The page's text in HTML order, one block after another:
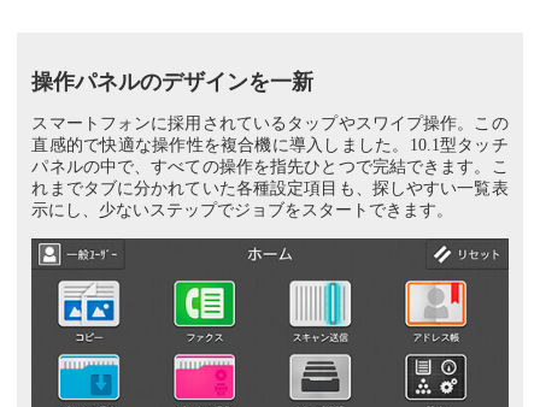
操作パネルのデザインを一新
スマートフォンに採用されているタップやスワイプ操作。この
直感的で快適な操作性を複合機に導入しました。10.1型タッチ
パネルの中で、すべての操作を指先ひとつで完結できます。こ
れまでタブに分かれていた各種設定項目も、探しやすい一覧表
示にし、少ないステップでジョブをスタートできます。